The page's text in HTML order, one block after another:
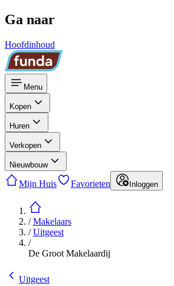
Ga naar
Hoofdinhoud
Menu
Kopen
Huren
Verkopen
Nieuwbouw
Mijn Huis Favorieten Inloggen
/Makelaars
/Uitgeest
/
De Groot Makelaardij
Uitgeest